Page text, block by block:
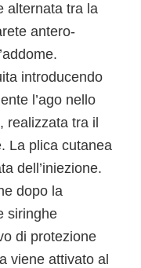
alternata tra la
antero-
introducendo
l’ago nello
realizzata tra il
La plica cutanea
dell’iniezione.
dopo la
siringhe
di protezione
viene attivato al